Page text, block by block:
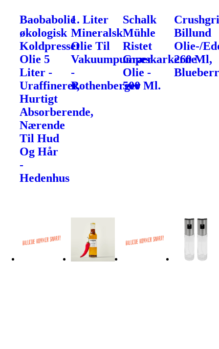
Baobabolie
økologisk
Koldpresset
Olie 5
Liter -
Uraffineret,
Hurtigt
Absorberende,
Nærende
Til Hud
Og Hår
-
Hedenhus
1. Liter
Mineralsk
Olie Til
Vakuumpumper
-
Rothenberger
Schalk
Mühle
Ristet
Græskarkerne
Olie -
500 Ml.
Billund
Olie-/
260 Ml,